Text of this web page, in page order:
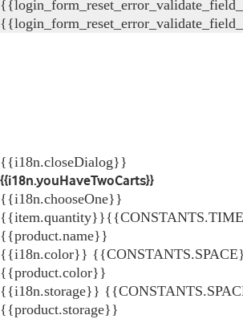
{{i18n.closeDialog}}
{{i18n.youHaveTwoCarts}}
{{i18n.chooseOne}}
{{product.name}}
{{i18n.color}}
{{product.color}}
{{i18n.storage}}
{{product.storage}}